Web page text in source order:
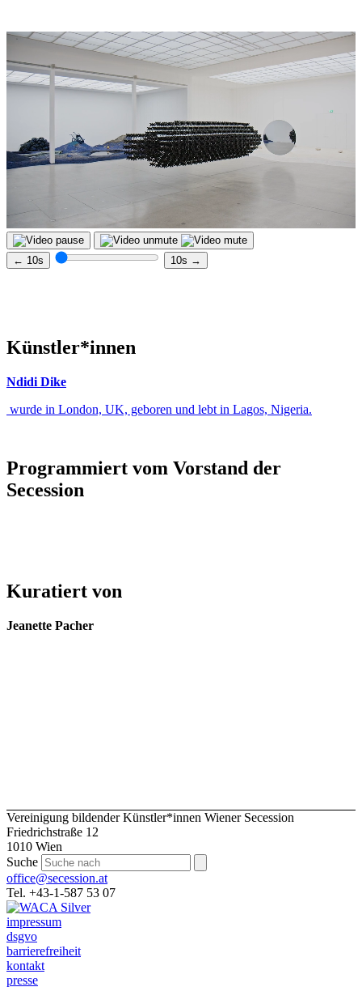
← 10s 10s →
Künstler*innen
Ndidi Dike
wurde in London, UK, geboren und lebt in Lagos, Nigeria.
Programmiert vom Vorstand der
Secession
Kuratiert von
Jeanette Pacher
Vereinigung bildender Künstler*innen Wiener Secession
Friedrichstraße 12
1010 Wien
Suche
office@secession.at
Tel. +43-1-587 53 07
impressum
dsgvo
barrierefreiheit
kontakt
presse